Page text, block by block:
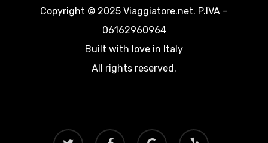
Copyright © 2025 Viaggiatore.net. P.IVA –
06162960964
Built with love in Italy
All rights reserved.
twitter facebook google- yelp